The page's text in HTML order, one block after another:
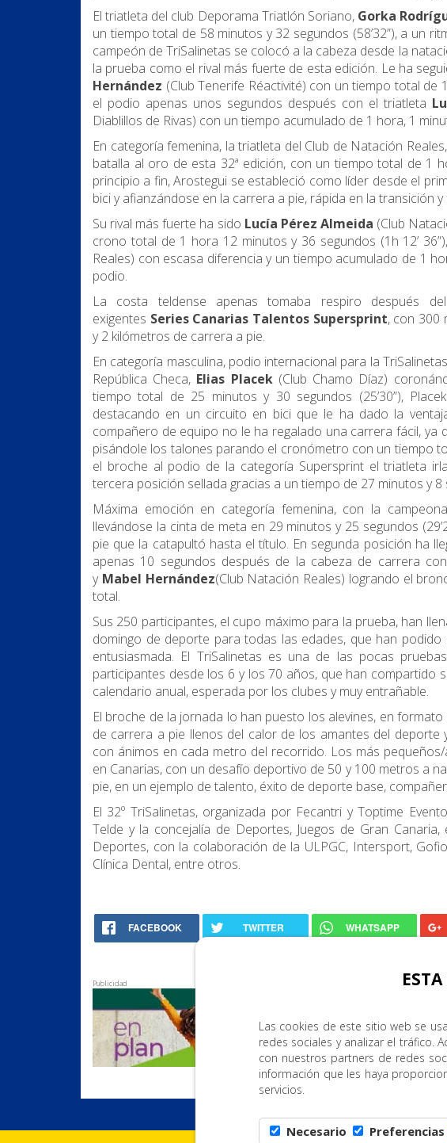
El triatleta del club Deporama Triatlón Soriano, Gorka
un tiempo total de 58 minutos y 32 segundos (58’32”), a un
campeón de TriSalinetas se colocó a la cabeza desde la
la prueba como el rival más fuerte de esta edición. Le ha
Hernández (Club Tenerife Réactivité) con un tiempo total de
el podio apenas unos segundos después con el triatleta
Diablillos de Rivas) con un tiempo acumulado de 1 hora, 1
En categoría femenina, la triatleta del Club de Natación Reales,
batalla al oro de esta 32ª edición, con un tiempo total de 1
principio a fin, Arostegui se estableció como líder desde el
bici y afianzándose en la carrera a pie, rápida en la transición
Su rival más fuerte ha sido Lucía Pérez Almeida (Club
crono total de 1 hora 12 minutos y 36 segundos (1h 12’
Reales) con escasa diferencia y un tiempo acumulado de 1
podio.
La costa teldense apenas tomaba respiro después
exigentes Series Canarias Talentos Supersprint, con 300
y 2 kilómetros de carrera a pie.
En categoría masculina, podio internacional para la
República Checa, Elias Placek(Club Chamo Díaz)
tiempo total de 25 minutos y 30 segundos (25’30”),
destacando en un circuito en bici que le ha dado la
compañero de equipo no le ha regalado una carrera fácil, ya
pisándole los talones parando el cronómetro con un tiempo
el broche al podio de la categoría Supersprint el triatleta
tercera posición sellada gracias a un tiempo de 27 minutos y 8
Máxima emoción en categoría femenina, con la campeona
llevándose la cinta de meta en 29 minutos y 25 segundos
pie que la catapultó hasta el título. En segunda posición ha
apenas 10 segundos después de la cabeza de carrera
y Mabel Hernández(Club Natación Reales) logrando el
total.
Sus 250 participantes, el cupo máximo para la prueba, han
domingo de deporte para todas las edades, que han
entusiasmada. El TriSalinetas es una de las pocas
participantes desde los 6 y los 70 años, que han
calendario anual, esperada por los clubes y muy entrañable.
El broche de la jornada lo han puesto los alevines, en formato
de carrera a pie llenos del calor de los amantes del
con ánimos en cada metro del recorrido. Los más
en Canarias, con un desafío deportivo de 50 y 100 metros a
pie, en un ejemplo de talento, éxito de deporte base,
El 32º TriSalinetas, organizada por Fecantri y Toptime
Telde y la concejalía de Deportes, Juegos de Gran
Deportes, con la colaboración de la ULPGC, Intersport,
Clínica Dental, entre otros.
FACEBOOK TWITTER WHATSAPP
Publicidad
Las cookies de este sitio web se
redes sociales y analizar el tráfico.
con nuestros partners de redes
información que les haya
servicios.
Necesario Preferencias